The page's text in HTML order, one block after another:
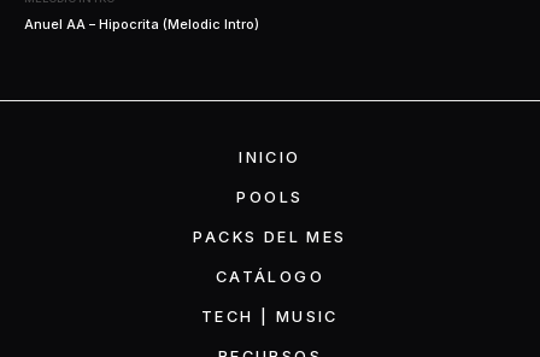
Anuel AA – Hipocrita (Melodic Intro)
INICIO
POOLS
PACKS DEL MES
CATÁLOGO
TECH | MUSIC